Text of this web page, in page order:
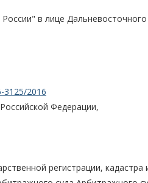
в лице
3125/2016
Российской Федерации,
регистрации, кадастра